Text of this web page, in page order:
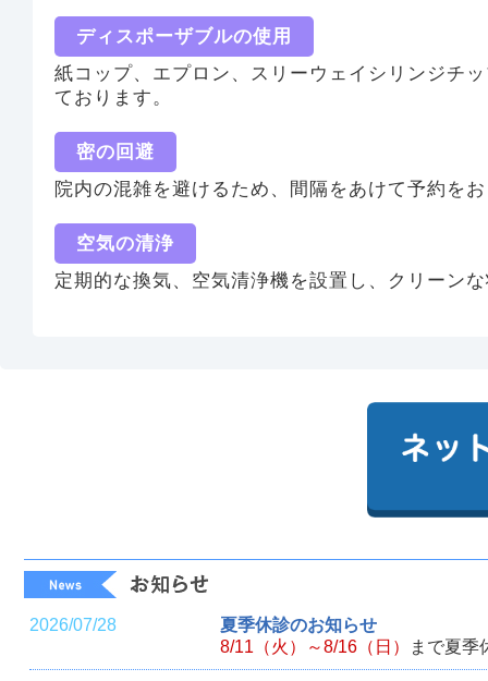
ディスポーザブルの使用
紙コップ、エプロン、スリーウェイシリンジチ
ております。
密の回避
院内の混雑を避けるため、間隔をあけて予約を
空気の清浄
定期的な換気、空気清浄機を設置し、クリーン
2026/07/28
夏季休診のお知らせ
8/11（火）～8/16（日）
まで夏季